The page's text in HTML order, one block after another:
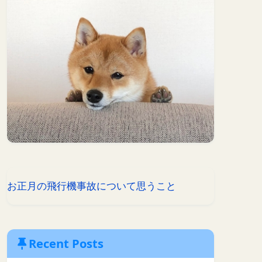
お正月の飛行機事故について思うこと
Recent Posts